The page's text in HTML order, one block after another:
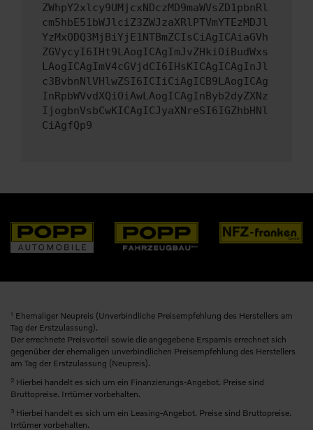
ZWhpY2xlcy9UMjcxNDczMD9maWVsZD1pbnRl
cm5hbE51bWJlciZ3ZWJzaXRlPTVmYTEzMDJl
YzMxODQ3MjBiYjE1NTBmZCIsCiAgICAiaGVh
ZGVycyI6IHt9LAogICAgImJvZHkiOiBudWxs
LAogICAgImV4cGVjdCI6IHsKICAgICAgInJl
c3BvbnNlVHlwZSI6ICIiCiAgICB9LAogICAg
InRpbWVvdXQiOiAwLAogICAgInByb2dyZXNz
IjogbnVsbCwKICAgICJyaXNreSI6IGZhbHNl
CiAgfQp9
1 Ehemaliger Neupreis (Unverbindliche Preisempfehlung des Herstellers am
Tag der Erstzulassung).
Der errechnete Preisvorteil sowie die angegebene Ersparnis errechnet sich
gegenüber der ehemaligen unverbindlichen Preisempfehlung des Herstellers
am Tag der Erstzulassung (Neupreis).
2 Hierbei handelt es sich um ein Finanzierungs-Angebot. Preise sind
Bruttopreise. Irrtümer vorbehalten.
3 Hierbei handelt es sich um ein Leasing-Angebot. Preise sind Bruttopreise.
Irrtümer vorbehalten.